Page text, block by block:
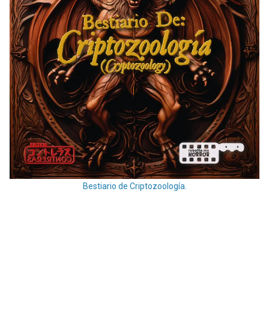
Bestiario de Criptozoología.